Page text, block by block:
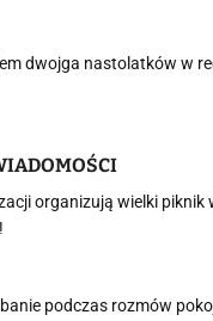
dwojga nastolatków w
organizują wielki piknik
podczas rozmów